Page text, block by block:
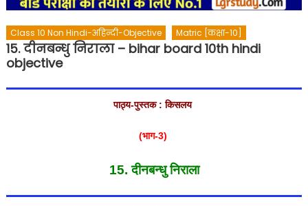
Class 10 Non Hindi-अहिन्दी-Objective Matric [कक्षा-10]
15. दीनबन्धु निराला – bihar board 10th hindi
objective
पाठ्य-पुस्तक : किसलय
(भाग-3)
15. दीनबन्धु निराला